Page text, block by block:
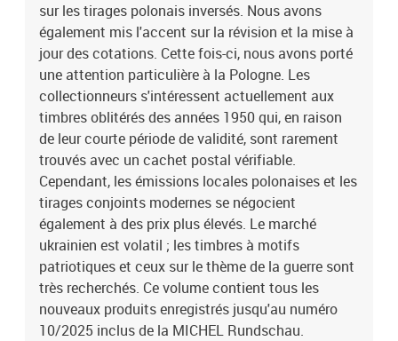
sur les tirages polonais inversés. Nous avons
également mis l'accent sur la révision et la mise à
jour des cotations. Cette fois-ci, nous avons porté
une attention particulière à la Pologne. Les
collectionneurs s'intéressent actuellement aux
timbres oblitérés des années 1950 qui, en raison
de leur courte période de validité, sont rarement
trouvés avec un cachet postal vérifiable.
Cependant, les émissions locales polonaises et les
tirages conjoints modernes se négocient
également à des prix plus élevés. Le marché
ukrainien est volatil ; les timbres à motifs
patriotiques et ceux sur le thème de la guerre sont
très recherchés. Ce volume contient tous les
nouveaux produits enregistrés jusqu'au numéro
10/2025 inclus de la MICHEL Rundschau.